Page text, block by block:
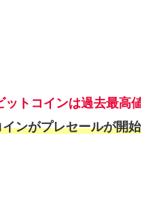
ットコインは過去最高
インがプレセールが開